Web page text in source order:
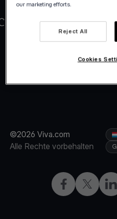
©2026 Viva.com
Alle Rechte vorbehalten
Facebook
X
our marketing efforts.
Reject All
Cookies